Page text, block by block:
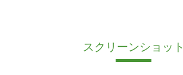
スクリーンショット